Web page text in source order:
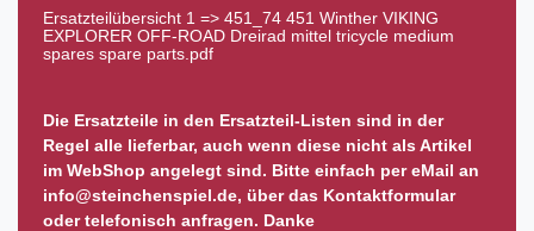
Ersatzteilübersicht 1 => 451_74 451 Winther VIKING
EXPLORER OFF-ROAD Dreirad mittel tricycle medium
spares spare parts.pdf
Die Ersatzteile in den Ersatzteil-Listen sind in der
Regel alle lieferbar, auch wenn diese nicht als Artikel
im WebShop angelegt sind. Bitte einfach per eMail an
info@steinchenspiel.de, über das Kontaktformular
oder telefonisch anfragen. Danke